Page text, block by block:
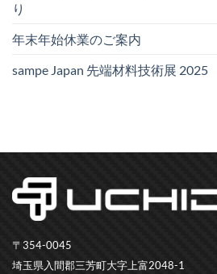
り
年末年始休業のご案内
sampe Japan 先端材料技術展
〒354-0045
埼玉県入間郡三芳町大字上富2048-1